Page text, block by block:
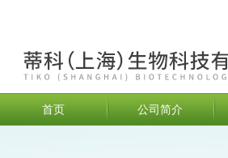
首页 公司简介